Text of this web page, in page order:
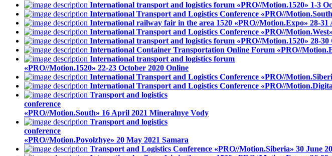
International transport and logistics forum «PRO//Motion.1520» 1-3
International Transport and Logistics Conference «PRO//
International railway fair in the area 1520 «PRO//Motion.Expo» 28-31
International Transport and Logistics Conference «PRO//Motion.West»
International transport and logistics forum «PRO//Motion.1520» 28-30
International Container Transportation Online Forum «PRO//
International transport and logistics forum
«PRO//Motion.1520» 22-23 October 2020 Online
International Transport and Logistics Conference «PRO//
International Transport and Logistics Conference «PRO//
Transport and logistics
conference
«PRO//Motion.South» 16 April 2021 Mineralnye Vody
Transport and logistics
conference
«PRO//Motion.Povolzhye» 20 May 2021 Samara
Transport and Logistics Conference «PRO//Motion.Siberia» 30 June